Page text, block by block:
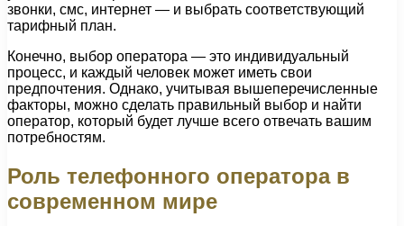
звонки, смс, интернет — и выбрать соответствующий
тарифный план.
Конечно, выбор оператора — это индивидуальный
процесс, и каждый человек может иметь свои
предпочтения. Однако, учитывая вышеперечисленные
факторы, можно сделать правильный выбор и найти
оператор, который будет лучше всего отвечать вашим
потребностям.
Роль телефонного оператора в
современном мире